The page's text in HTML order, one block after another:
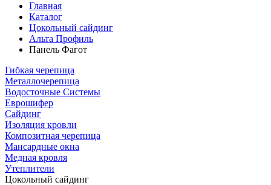
Главная
Каталог
Цокольный сайдинг
Альта Профиль
Панель Фагот
Гибкая черепица
Металлочерепица
Водосточные Системы
Еврошифер
Сайдинг
Изоляция кровли
Композитная черепица
Мансардные окна
Медная кровля
Утеплители
Цокольный сайдинг